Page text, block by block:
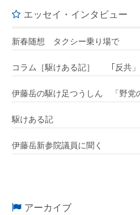
エッセイ・インタビュー
新春随想 タクシー乗り場で
コラム［駆けある記］ ｢反共
伊藤岳の駆け足つうしん 「野党
駆けある記
伊藤岳新参院議員に聞く
アーカイブ